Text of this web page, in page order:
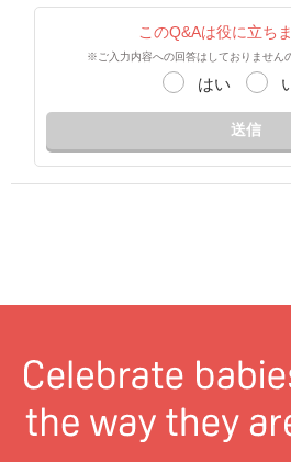
このQ&Aは役に立ち
※ご入力内容への回答はしておりません
はい
送信